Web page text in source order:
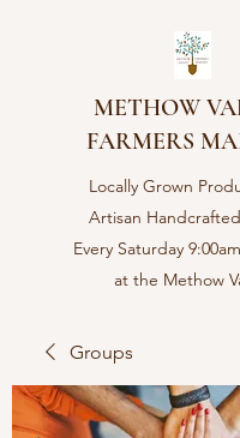
METHOW
FARMERS
Locally Grown
Artisan
Every Saturday
at the Methow
Groups